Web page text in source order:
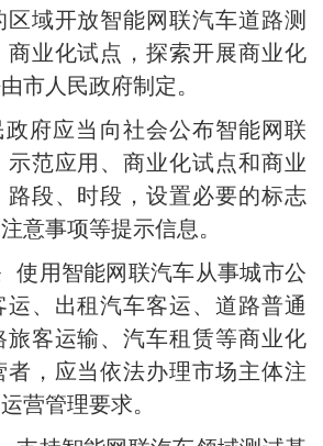
域开放智能网联汽车道路测
商业化试点，探索开展商业化
市人民政府制定。
府应当向社会公布智能网联
范应用、商业化试点和商业
路段、时段，设置必要的标志
意事项等提示信息。
使用智能网联汽车从事城市公
、出租汽车客运、道路普通
旅客运输、汽车租赁等商业化
，应当依法办理市场主体注
营管理要求。